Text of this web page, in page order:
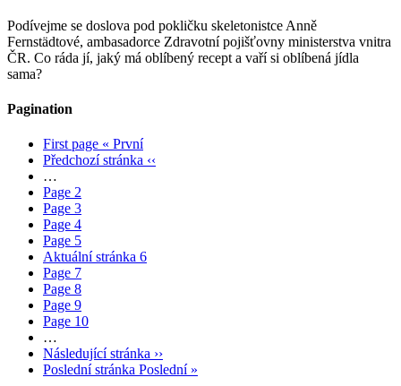
Podívejme se doslova pod pokličku skeletonistce Anně
Fernstädtové, ambasadorce Zdravotní pojišťovny ministerstva vnitra
ČR. Co ráda jí, jaký má oblíbený recept a vaří si oblíbená jídla
sama?
Pagination
First page « První
Předchozí stránka ‹‹
…
Page 2
Page 3
Page 4
Page 5
Aktuální stránka 6
Page 7
Page 8
Page 9
Page 10
…
Následující stránka ››
Poslední stránka Poslední »